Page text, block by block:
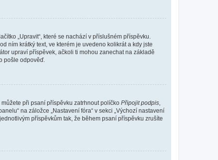
„Upravit“, které se nachází v příslušném příspěvku.
ním krátký text, ve kterém je uvedeno kolikrát a kdy jste
upraví příspěvek, ačkoli ti mohou zanechat na základě
pošle odpověď.
při psaní příspěvku zatrhnout políčko Připojit podpis
na záložce „Nastavení fóra“ v sekci „Výchozí nastavení
příspěvkům tak, že během psaní příspěvku zrušíte